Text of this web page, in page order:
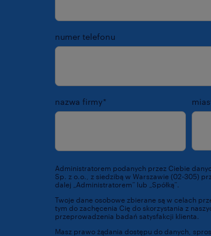
numer telefonu
nazwa firmy*
Administratorem podanych przez Ciebie
Sp. z o.o., z siedzibą w Warszawie (02-305)
dalej „Administratorem” lub „Spółką”.
Twoje dane osobowe zbierane są w celach
tym do zachęcenia Cię do skorzystania z
przeprowadzenia badań satysfakcji klienta.
Masz prawo żądania dostępu do danych,